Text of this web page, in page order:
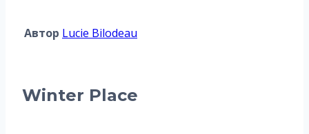
Автор Lucie Bilodeau
Winter Place